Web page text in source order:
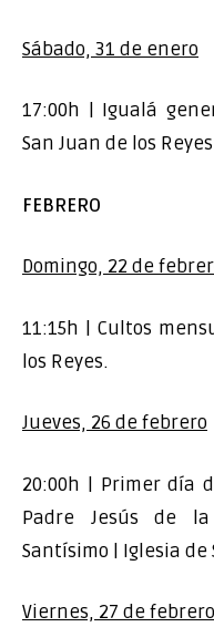
Sábado, 31 de enero
17:00h | Igualá
San Juan de los Reyes
FEBRERO
Domingo, 22 de
11:15h | Cultos
los Reyes.
Jueves, 26 de febrero
20:00h | Primer día
Padre Jesús de
Santísimo | Iglesia de
Viernes, 27 de febrero